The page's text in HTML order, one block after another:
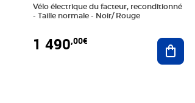
Vélo électrique du facteur, reconditionné
- Taille normale - Noir/ Rouge
1 490,00€